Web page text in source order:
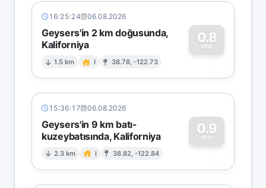
16:25:24 06.08.2026
Geysers'in 2 km doğusunda,
Kaliforniya
1.5 km I 38.78, -122.73
0.8
MW
0
15:36:17 06.08.2026
Geysers'in 9 km batı-
kuzeybatısında, Kaliforniya
2.3 km I 38.82, -122.84
0.9
MW
0